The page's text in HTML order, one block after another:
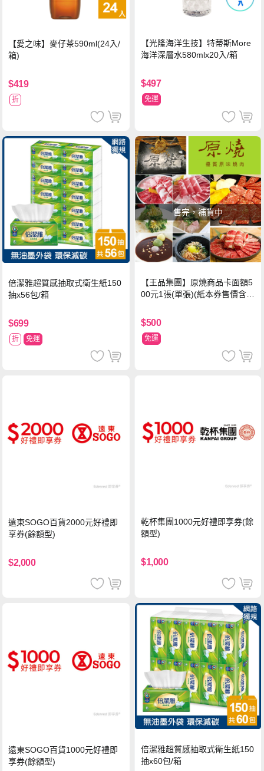
【愛之味】麥仔茶590ml(24入/
箱)
$419
折
【光隆海洋生技】特蒂斯More
海洋深層水580mlx20入/箱
$497
免運
倍潔雅超質感抽取式衛生紙150
抽x56包/箱
$699
折 免運
售完，補貨中
【王品集團】原燒商品卡面額5
00元1張(單張)(紙本券售價含平
$500
免運
遠東SOGO百貨2000元好禮即
享券(餘額型)
$2,000
乾杯集團1000元好禮即享券(餘
額型)
$1,000
遠東SOGO百貨1000元好禮即
享券(餘額型)
倍潔雅超質感抽取式衛生紙150
抽x60包/箱